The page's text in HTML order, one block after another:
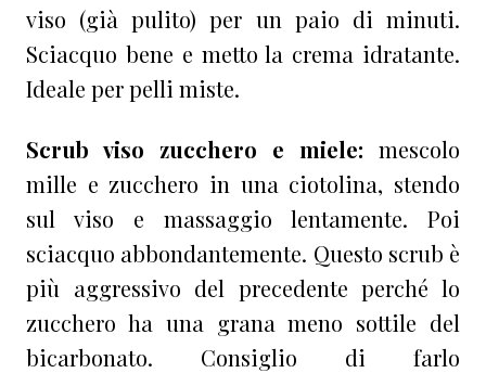
viso (già pulito) per un paio di minuti.
Sciacquo bene e metto la crema idratante.
Ideale per pelli miste.
Scrub viso zucchero e miele: mescolo
mille e zucchero in una ciotolina, stendo
sul viso e massaggio lentamente. Poi
sciacquo abbondantemente. Questo scrub è
più aggressivo del precedente perché lo
zucchero ha una grana meno sottile del
bicarbonato. Consiglio di farlo